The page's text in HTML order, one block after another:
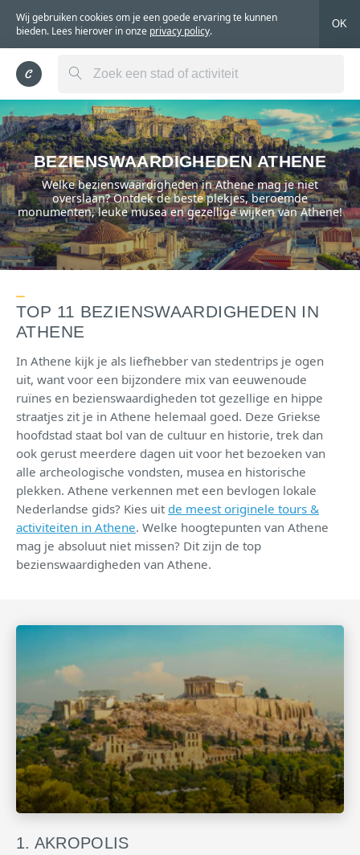
Wij gebruiken cookies om je een goede ervaring te kunnen
bieden. Lees hierover in onze privacy policy.
OK
BEZIENSWAARDIGHEDEN ATHENE
Welke bezienswaardigheden in Athene mag je niet
overslaan? Ontdek de beste plekjes, beroemde
monumenten, leuke musea en gezellige wijken van Athene!
TOP 11 BEZIENSWAARDIGHEDEN IN
ATHENE
In Athene kijk je als liefhebber van stedentrips je ogen
uit, want voor een bijzondere mix van eeuwenoude
ruïnes en bezienswaardigheden tot gezellige en hippe
straatjes zit je in Athene helemaal goed. Deze Griekse
hoofdstad staat bol van de cultuur en historie, trek dan
ook gerust meerdere dagen uit voor het bezoeken van
alle archeologische vondsten, musea en historische
plekken. Athene verkennen met een bevlogen lokale
Nederlandse gids? Kies uit de meest originele tours &
activiteiten in Athene. Welke hoogtepunten van Athene
mag je absoluut niet missen? Dit zijn de top
bezienswaardigheden van Athene.
AKROPOLIS